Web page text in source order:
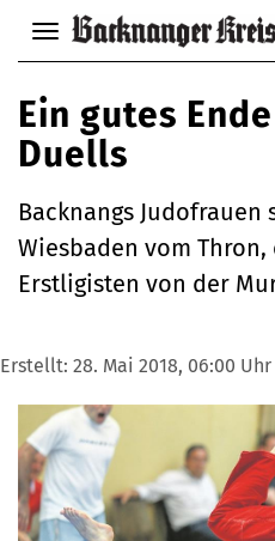
Navigation
anzeigen
bzw.
verbergen
Ein gutes
Duells
Backnangs
Wiesbaden vom
Erstligisten von der
Erstellt: 28. Mai 2018, 06:00 Uhr